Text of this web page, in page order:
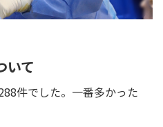
いて
件でした。一番多かった